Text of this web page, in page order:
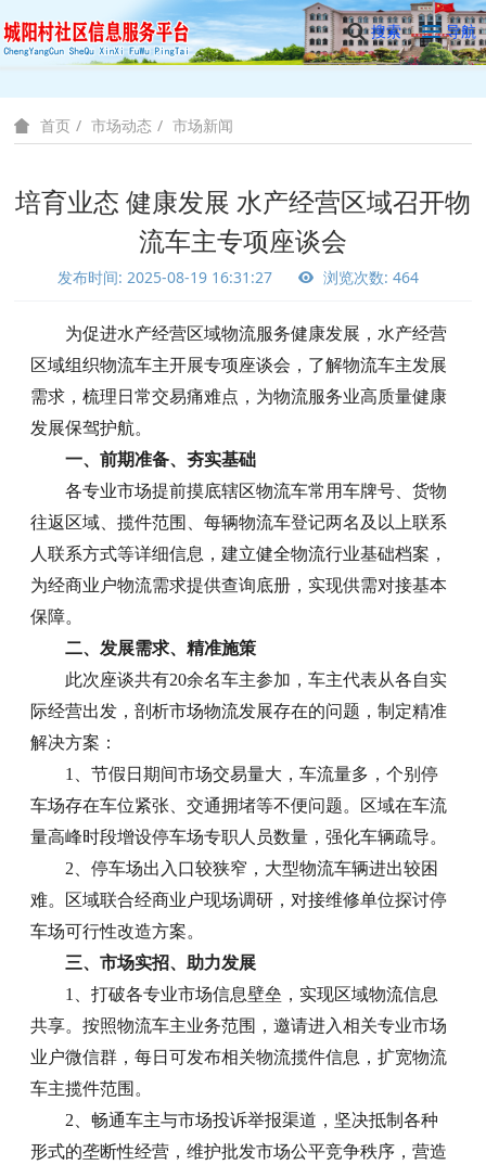
搜索 导航
首页 市场动态 市场新闻
培育业态 健康发展 水产经营区域召开物
流车主专项座谈会
发布时间: 2025-08-19 16:31:27 浏览次数: 464
为促进水产经营区域物流服务健康发展，水产经营
区域组织物流车主开展专项座谈会，了解物流车主发展
需求，梳理日常交易痛难点，为物流服务业高质量健康
发展保驾护航。
一、前期准备、夯实基础
各专业市场提前摸底辖区物流车常用车牌号、货物
往返区域、揽件范围、每辆物流车登记两名及以上联系
人联系方式等详细信息，建立健全物流行业基础档案，
为经商业户物流需求提供查询底册，实现供需对接基本
保障。
二、发展需求、精准施策
此次座谈共有20余名车主参加，车主代表从各自实
际经营出发，剖析市场物流发展存在的问题，制定精准
解决方案：
1、节假日期间市场交易量大，车流量多，个别停
车场存在车位紧张、交通拥堵等不便问题。区域在车流
量高峰时段增设停车场专职人员数量，强化车辆疏导。
2、停车场出入口较狭窄，大型物流车辆进出较困
难。区域联合经商业户现场调研，对接维修单位探讨停
车场可行性改造方案。
三、市场实招、助力发展
1、打破各专业市场信息壁垒，实现区域物流信息
共享。按照物流车主业务范围，邀请进入相关专业市场
业户微信群，每日可发布相关物流揽件信息，扩宽物流
车主揽件范围。
2、畅通车主与市场投诉举报渠道，坚决抵制各种
形式的垄断性经营，维护批发市场公平竞争秩序，营造